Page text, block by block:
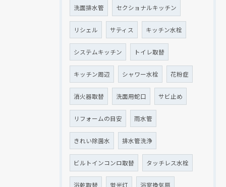
洗面排水管 セクショナルキッチン
リシェル サティス キッチン水栓
システムキッチン トイレ取替
キッチン周辺 シャワー水栓 花粉症
消火器取替 洗面用蛇口 サビ止め
リフォームの目安 雨水管
きれい除菌水 排水管洗浄
ビルトインコンロ取替 タッチレス水栓
浴乾取替 蛍光灯 浴室換気扇